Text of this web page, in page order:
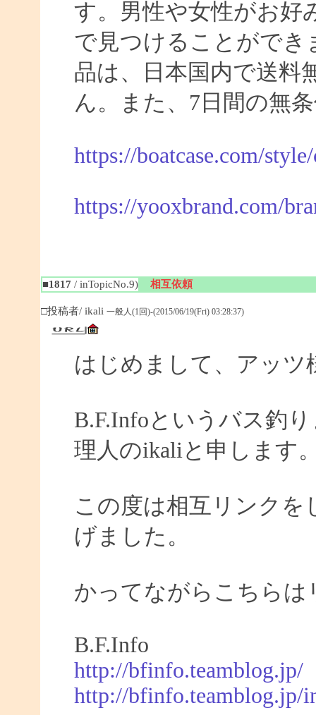
す。男性や女性がお好
で見つけることができ
品は、日本国内で送料
ん。また、7日間の無
https://boatcase.com/
https://yooxbrand.com/
■1817 / inTopicNo.9) 相互依頼
□投稿者/ ikali 一般人(1回)-(2015/06/19(Fri) 03:28:37)
はじめまして、アッツ
B.F.Infoというバス釣
理人のikaliと申します
この度は相互リンクを
げました。
かってながらこちら
B.F.Info
http://bfinfo.teamblog.jp/
http://bfinfo.teamblog.jp/